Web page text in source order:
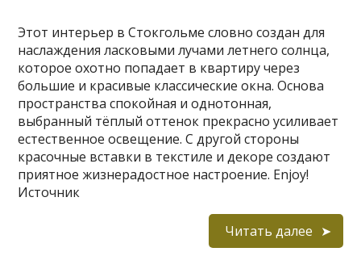
Этот интерьер в Стокгольме словно создан для
наслаждения ласковыми лучами летнего солнца,
которое охотно попадает в квартиру через
большие и красивые классические окна. Основа
пространства спокойная и однотонная,
выбранный тёплый оттенок прекрасно усиливает
естественное освещение. С другой стороны
красочные вставки в текстиле и декоре создают
приятное жизнерадостное настроение. Enjoy!
Источник
Читать далее